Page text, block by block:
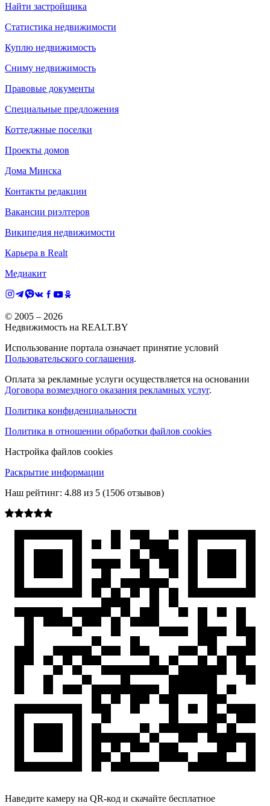
Найти застройщика
Статистика недвижимости
Куплю недвижимость
Сниму недвижимость
Правовые документы
Специальные предложения
Коттеджные поселки
Проекты домов
Дома Минска
Контакты редакции
Вакансии риэлтеров
Википедия недвижимости
Карьера в Realt
Медиакит
© 2005 – 2026
Недвижимость на REALT.BY
Использование портала означает принятие условий
Пользовательского соглашения.
Оплата за рекламные услуги осуществляется на основании
Договора возмездного оказания рекламных услуг.
Политика конфиденциальности
Политика в отношении обработки файлов cookies
Настройка файлов cookies
Раскрытие информации
Наш рейтинг: 4.88 из 5 (1506 отзывов)
Наведите камеру на QR-код и скачайте бесплатное